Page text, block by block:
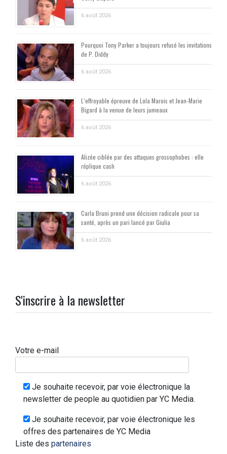
6 août 2026
Pourquoi Tony Parker a toujours refusé les invitations
de P. Diddy
6 août 2026
L’effroyable épreuve de Lola Marois et Jean-Marie
Bigard à la venue de leurs jumeaux
6 août 2026
Alizée ciblée par des attaques grossophobes : elle
réplique cash
6 août 2026
Carla Bruni prend une décision radicale pour sa
santé, après un pari lancé par Giulia
6 août 2026
S'inscrire à la newsletter
Votre e-mail
Je souhaite recevoir, par voie électronique la
newsletter de people au quotidien par YC Media.
Je souhaite recevoir, par voie électronique les
offres des partenaires de YC Media
Liste des partenaires